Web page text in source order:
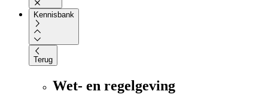
Kennisbank
Terug
Wet- en regelgeving